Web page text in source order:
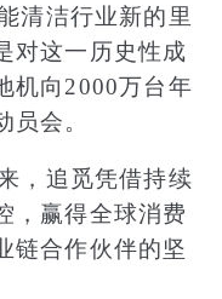
清洁行业新的里
对这一历史性成
机向2000万台年
员会。
，追觅凭借持续
，赢得全球消费
链合作伙伴的坚